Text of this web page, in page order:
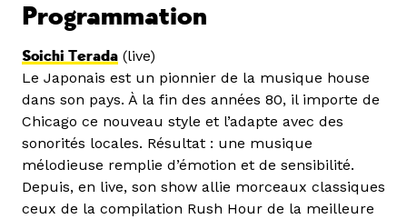
Programmation
Soichi Terada (live)
Le Japonais est un pionnier de la musique house
dans son pays. À la fin des années 80, il importe de
Chicago ce nouveau style et l’adapte avec des
sonorités locales. Résultat : une musique
mélodieuse remplie d’émotion et de sensibilité.
Depuis, en live, son show allie morceaux classiques
ceux de la compilation Rush Hour de la meilleure